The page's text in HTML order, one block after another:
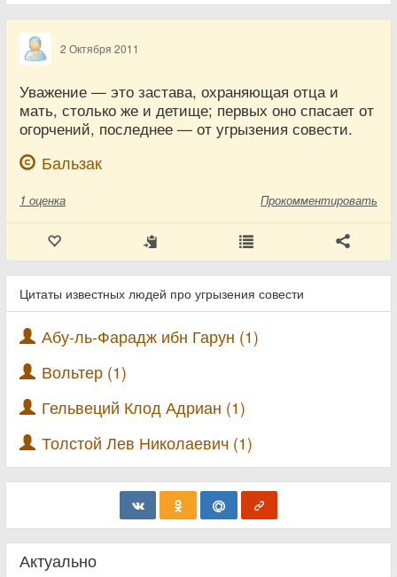
2 Октября 2011
Уважение — это застава, охраняющая отца и
мать, столько же и детище; первых оно спасает от
огорчений, последнее — от угрызения совести.
Бальзак
1 оценка Прокомментировать
Цитаты известных людей про угрызения совести
Абу-ль-Фарадж ибн Гарун (1)
Вольтер (1)
Гельвеций Клод Адриан (1)
Толстой Лев Николаевич (1)
Актуально